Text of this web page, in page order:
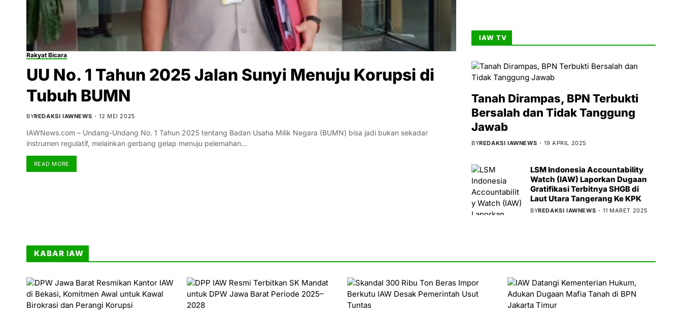
Rakyat Bicara
UU No. 1 Tahun 2025 Jalan Sunyi Menuju Korupsi di
Tubuh BUMN
BYREDAKSI IAWNEWS 12 MEI 2025
IAWNews.com – Undang-Undang No. 1 Tahun 2025 tentang Badan Usaha Milik Negara (BUMN) bisa jadi bukan sekadar
instrumen regulatif, melainkan gerbang gelap menuju pelemahan…
READ MORE
IAW TV
Tanah Dirampas, BPN Terbukti
Bersalah dan Tidak Tanggung
Jawab
BYREDAKSI IAWNEWS 19 APRIL 2025
LSM Indonesia Accountability
Watch (IAW) Laporkan Dugaan
Gratifikasi Terbitnya SHGB di
Laut Utara Tangerang Ke KPK
BYREDAKSI IAWNEWS 11 MARET 2025
KABAR IAW